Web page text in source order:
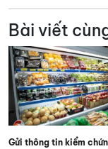
Bài viết
Gửi thông tin kiểm